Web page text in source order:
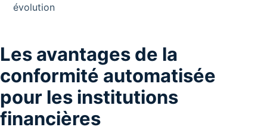
évolution
Les avantages de la
conformité automatisée
pour les institutions
financières